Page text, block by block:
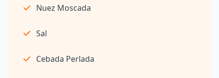
Nuez Moscada
Sal
Cebada Perlada